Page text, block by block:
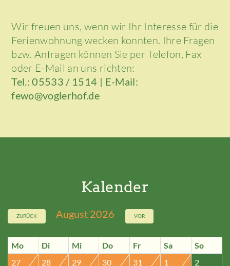
Wir freuen uns, wenn wir Ihr Interesse für die
Ferienwohnung wecken konnten. Ihre Fragen
bzw. Anfragen können Sie per Telefon, Fax
oder E-Mail an uns richten:
Tel.: 05533 / 1514 | E-Mail:
fewo@voglerhof.de
Kalender
ZURÜCK August 2026 VOR
Mo Di Mi Do Fr Sa
So
27
28 29 30 31 1 2